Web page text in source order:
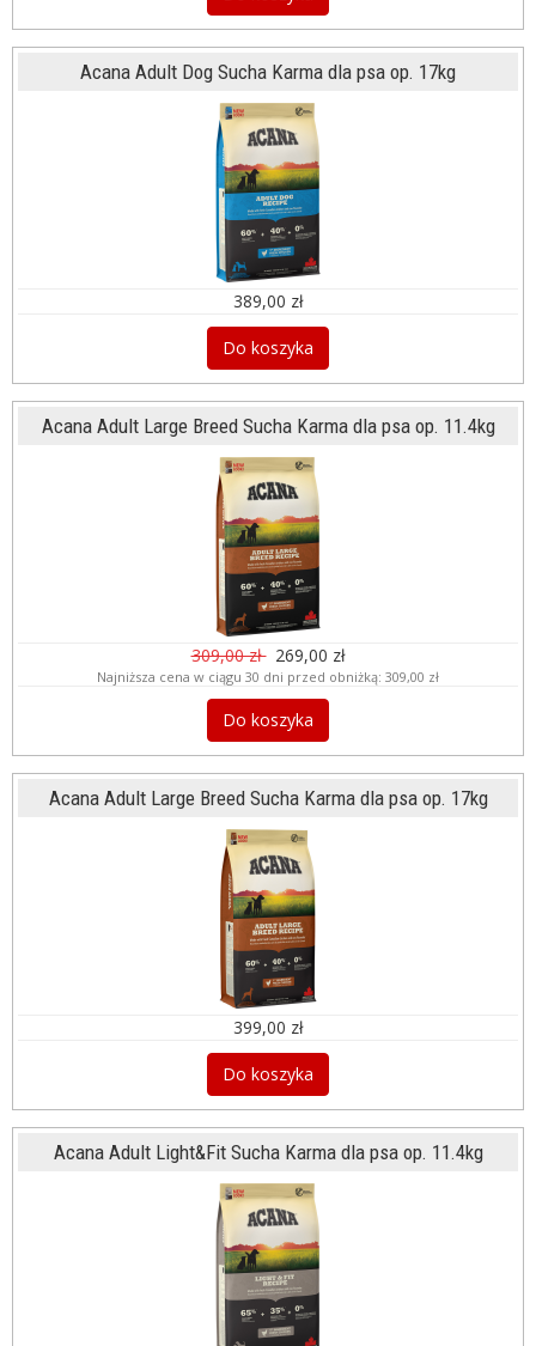
Acana Adult Dog Sucha Karma dla psa op. 17kg
389,00 zł
Do koszyka
Acana Adult Large Breed Sucha Karma dla psa op. 11.4kg
309,00 zł 269,00 zł
Najniższa cena w ciągu 30 dni przed obniżką: 309,00 zł
Do koszyka
Acana Adult Large Breed Sucha Karma dla psa op. 17kg
399,00 zł
Do koszyka
Acana Adult Light&Fit Sucha Karma dla psa op. 11.4kg